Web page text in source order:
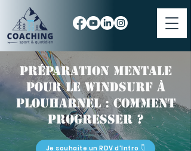
Préparation mentale
pour le windsurf à
Plouharnel : comment
progresser ?
Je souhaite un RDV d'Intro 👇